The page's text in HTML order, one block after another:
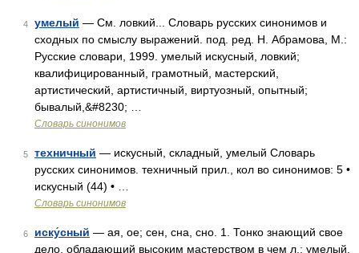
4 умелый — См. ловкий... Словарь русских синонимов и
сходных по смыслу выражений. под. ред. Н. Абрамова, М.:
Русские словари, 1999. умелый искусный, ловкий;
квалифицированный, грамотный, мастерский,
артистический, артистичный, виртуозный, опытный;
бывалый,&#8230; …
Словарь синонимов
5 техничный — искусный, складный, умелый Словарь
русских синонимов. техничный прил., кол во синонимов: 5 •
искусный (44) • …
Словарь синонимов
6 иску́сный — ая, ое; сен, сна, сно. 1. Тонко знающий свое
дело, обладающий высоким мастерством в чем л.; умелый.